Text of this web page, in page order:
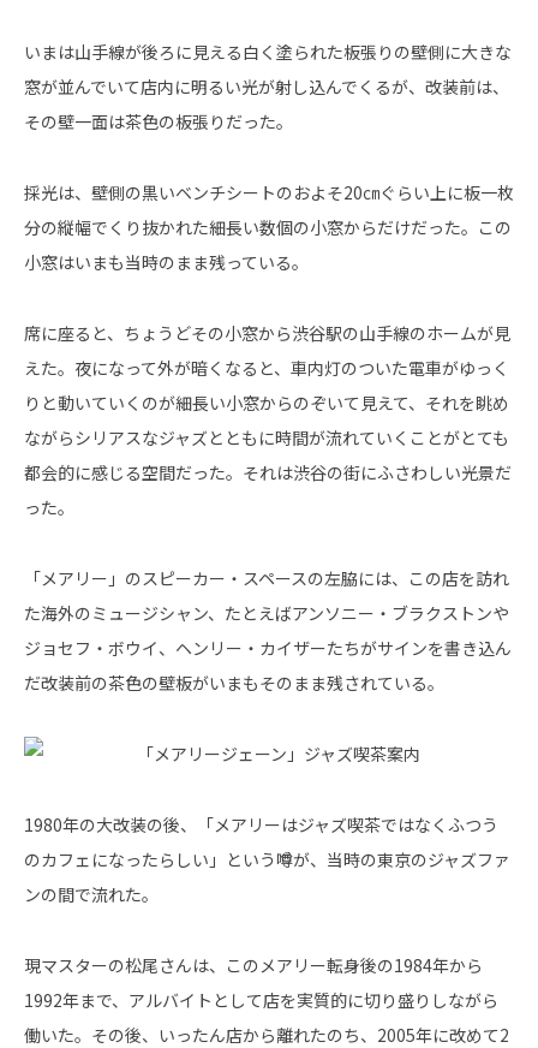
いまは山手線が後ろに見える白く塗られた板張りの壁側に大きな
窓が並んでいて店内に明るい光が射し込んでくるが、改装前は、
その壁一面は茶色の板張りだった。
採光は、壁側の黒いベンチシートのおよそ20㎝ぐらい上に板一枚
分の縦幅でくり抜かれた細長い数個の小窓からだけだった。この
小窓はいまも当時のまま残っている。
席に座ると、ちょうどその小窓から渋谷駅の山手線のホームが見
えた。夜になって外が暗くなると、車内灯のついた電車がゆっく
りと動いていくのが細長い小窓からのぞいて見えて、それを眺め
ながらシリアスなジャズとともに時間が流れていくことがとても
都会的に感じる空間だった。それは渋谷の街にふさわしい光景だ
った。
「メアリー」のスピーカー・スペースの左脇には、この店を訪れ
た海外のミュージシャン、たとえばアンソニー・ブラクストンや
ジョセフ・ボウイ、ヘンリー・カイザーたちがサインを書き込ん
だ改装前の茶色の壁板がいまもそのまま残されている。
1980年の大改装の後、「メアリーはジャズ喫茶ではなくふつう
のカフェになったらしい」という噂が、当時の東京のジャズファ
ンの間で流れた。
現マスターの松尾さんは、このメアリー転身後の1984年から
1992年まで、アルバイトとして店を実質的に切り盛りしながら
働いた。その後、いったん店から離れたのち、2005年に改めて2